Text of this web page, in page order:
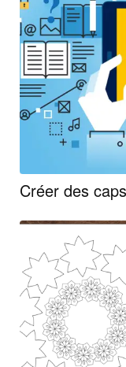
Créer des